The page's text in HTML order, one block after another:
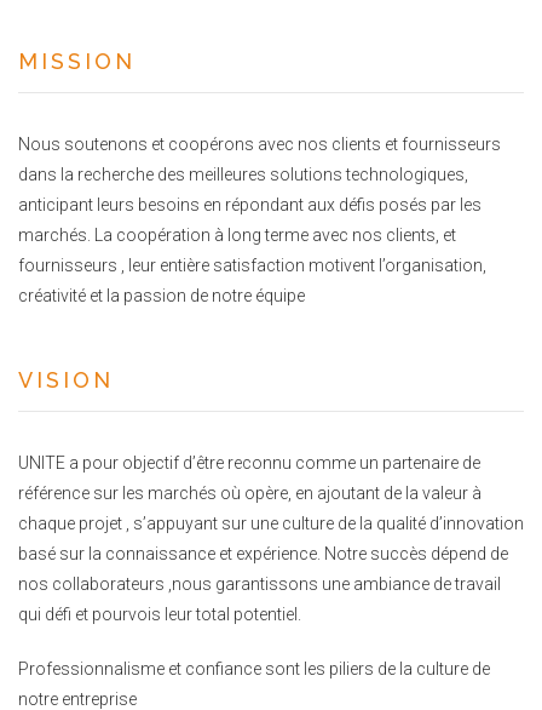
MISSION
Nous soutenons et coopérons avec nos clients et fournisseurs
dans la recherche des meilleures solutions technologiques,
anticipant leurs besoins en répondant aux défis posés par les
marchés. La coopération à long terme avec nos clients, et
fournisseurs , leur entière satisfaction motivent l’organisation,
créativité et la passion de notre équipe
VISION
UNITE a pour objectif d’être reconnu comme un partenaire de
référence sur les marchés où opère, en ajoutant de la valeur à
chaque projet , s’appuyant sur une culture de la qualité d’innovation
basé sur la connaissance et expérience. Notre succès dépend de
nos collaborateurs ,nous garantissons une ambiance de travail
qui défi et pourvois leur total potentiel.
Professionnalisme et confiance sont les piliers de la culture de
notre entreprise